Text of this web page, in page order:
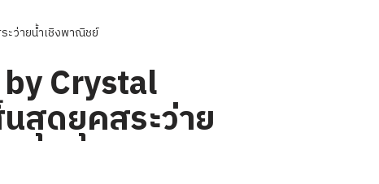
ะว่ายน้ำเชิงพาณิชย์
Crystal
สุดยุคสระว่าย